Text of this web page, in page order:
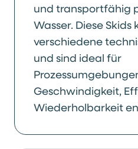
und transportfähig
Wasser. Diese Skids
verschiedene
und sind ideal für
Geschwindigkeit,
Wiederholbarkeit